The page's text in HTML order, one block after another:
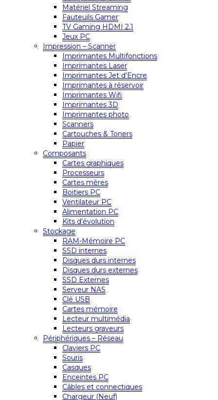
Matériel Streaming
Fauteuils Gamer
TV Gaming HDMI 2.1
Jeux PC
Impression – Scanner
Imprimantes Multifonctions
Imprimantes Laser
Imprimantes Jet d’Encre
Imprimantes à réservoir
Imprimantes Wifi
Imprimantes 3D
Imprimantes photo
Scanners
Cartouches & Toners
Papier
Composants
Cartes graphiques
Processeurs
Cartes mères
Boitiers PC
Ventilateur PC
Alimentation PC
Kits d’évolution
Stockage
RAM-Mémoire PC
SSD internes
Disques durs internes
Disques durs externes
SSD Externes
Serveur NAS
Clé USB
Cartes mémoire
Lecteur multimédia
Lecteurs graveurs
Périphériques – Réseau
Claviers PC
Souris
Casques
Enceintes PC
Câbles et connectiques
Chargeur (Neuf)